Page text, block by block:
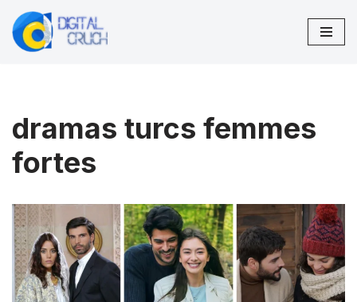
Aller
dramas turcs femmes
fortes